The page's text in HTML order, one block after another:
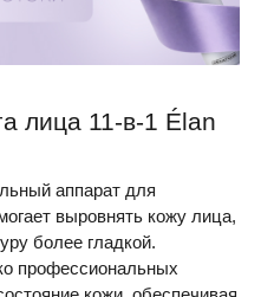
лица 11-в-1 Élan
аппарат для
выровнять кожу лица,
более гладкой.
профессиональных